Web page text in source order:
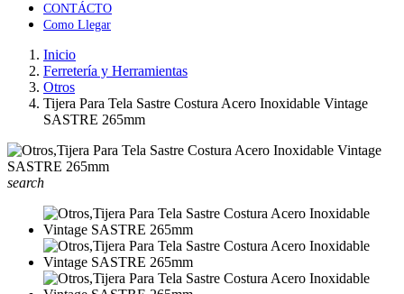
CONTÁCTO
Como Llegar
Inicio
Ferretería y Herramientas
Otros
Tijera Para Tela Sastre Costura Acero Inoxidable Vintage
SASTRE 265mm
search